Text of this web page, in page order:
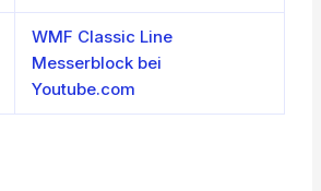
WMF Classic Line
Messerblock bei
Youtube.com